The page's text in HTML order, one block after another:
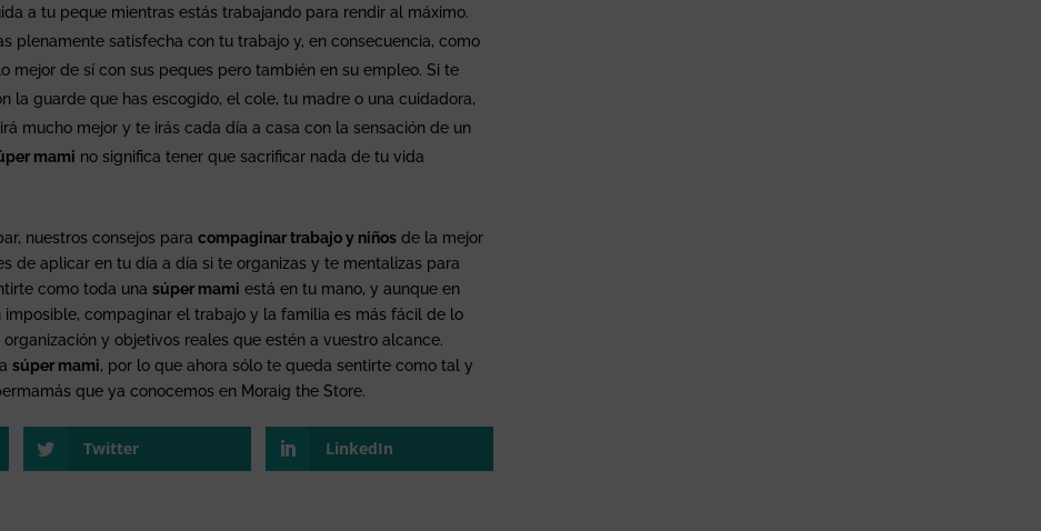
a tu peque mientras estás trabajando para rendir al máximo.
plenamente satisfecha con tu trabajo y, en consecuencia, como
mejor de sí con sus peques pero también en su empleo. Si te
la guarde que has escogido, el cole, tu madre o una cuidadora,
mucho mejor y te irás cada día a casa con la sensación de un
mami no significa tener que sacrificar nada de tu vida
nuestros consejos paracompaginar trabajo y niños de la mejor
de aplicar en tu día a día si te organizas y te mentalizas para
como toda unasúper mami está en tu mano, y aunque en
imposible, compaginar el trabajo y la familia es más fácil de lo
y objetivos reales que estén a vuestro alcance.
súper mami, por lo que ahora sólo te queda sentirte como tal y
que ya conocemos en Moraig the Store.
Twitter LinkedIn